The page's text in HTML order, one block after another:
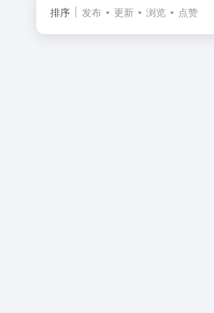
排序 发布 更新 浏览 点赞